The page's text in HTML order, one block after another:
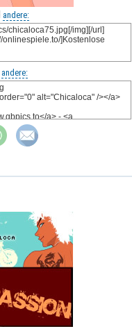
andere:
andere: